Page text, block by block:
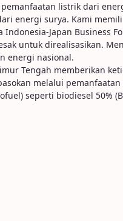
listrik dari
energi surya. Kami
Japan Business
untuk direalisasikan.
energi nasional.
Tengah memberikan
melalui
seperti biodiesel 50%